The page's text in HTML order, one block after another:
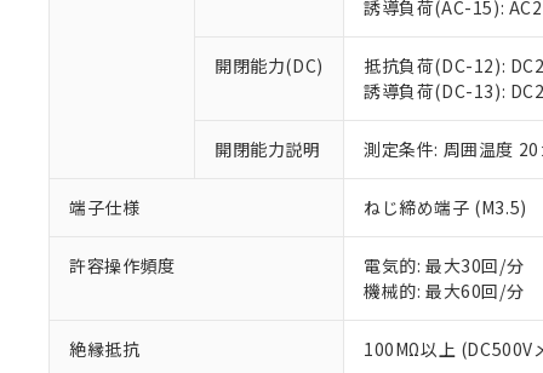
誘導負荷(AC-15):
開閉能力(DC)
抵抗負荷(DC-12):
誘導負荷(DC-13):
開閉能力説明 測定条件: 周囲温度
端子仕様 ねじ締め端子 (M3.5)
許容操作頻度
電気的: 最大30回/分
機械的: 最大60回/分
絶縁抵抗 100MΩ以上 (DC500V
が、当社の
※当社の共同
いる法人を
EU RoHS指令（
51物質の非含有証
※本証明書は発行
また、RoHS指令
混在することから
り割愛しておりま
白